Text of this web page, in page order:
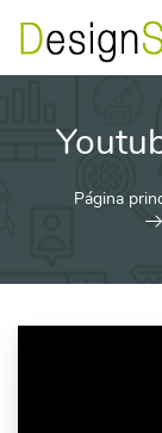
contenido
Página